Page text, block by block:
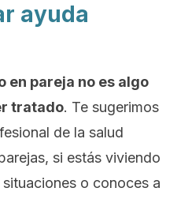
ayuda
en pareja no es algo
tratado. Te sugerimos
de la salud
si estás viviendo
o conoces a